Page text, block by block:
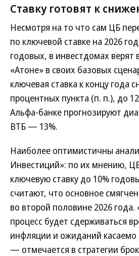
Ставку готовят к
Несмотря на то что сам ЦБ
по ключевой ставке на 2026
годовых, в инвестдомах верят
«Атоне» в своих базовых
ключевая ставка к концу года
процентных пункта (п. п.), до
Альфа-банке прогнозируют
ВТБ — 13%.
Наиболее оптимистичны
Инвестиций»: по их мнению,
ключевую ставку до 10%
считают, что основное
во второй половине 2026
процесс будет сдерживаться
инфляции и ожиданий
— отмечается в стратегии